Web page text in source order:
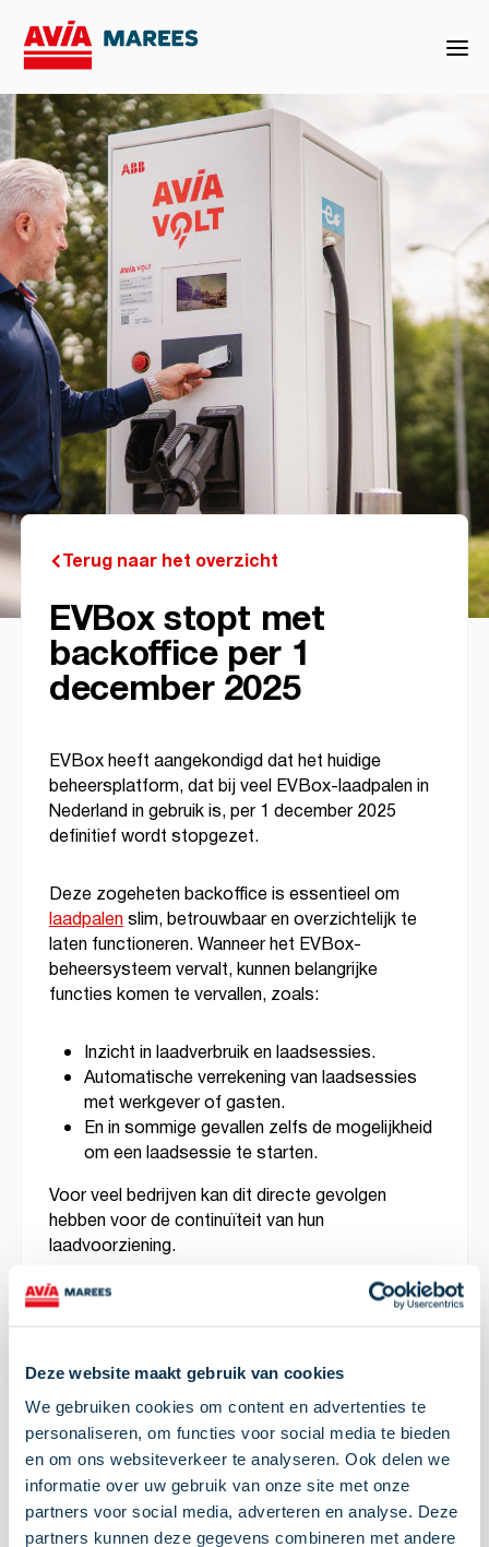
Deze website maakt gebruik van cookies
We gebruiken cookies om content en advertenties te
personaliseren, om functies voor social media te bieden
en om ons websiteverkeer te analyseren. Ook delen we
informatie over uw gebruik van onze site met onze
partners voor social media, adverteren en analyse. Deze
partners kunnen deze gegevens combineren met andere
Terug naar het overzicht
EVBox stopt met
backoffice per 1
december 2025
EVBox heeft aangekondigd dat het huidige
beheersplatform, dat bij veel EVBox-laadpalen in
Nederland in gebruik is, per 1 december 2025
definitief wordt stopgezet.
Deze zogeheten backoffice is essentieel om
laadpalenslim, betrouwbaar en overzichtelijk te
laten functioneren. Wanneer het EVBox-
beheersysteem vervalt, kunnen belangrijke
functies komen te vervallen, zoals:
Inzicht in laadverbruik en laadsessies.
Automatische verrekening van laadsessies
met werkgever of gasten.
En in sommige gevallen zelfs de mogelijkheid
om een laadsessie te starten.
Voor veel bedrijven kan dit directe gevolgen
hebben voor de continuïteit van hun
laadvoorziening.
AVIA VOLT houdt jouw
Om te voorkomen dat laadpalen straks
functionaliteit verliezen, biedt AVIA VOLT een
veilig, betrouwbaar en toekomstbestendig
alternatief voor het EVBox-beheersysteem.
Zo kun je ook na 2025 zorgeloos blijven laden.
Zonder gedoe en zonder verrassingen.